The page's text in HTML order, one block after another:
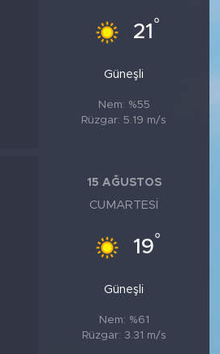
21 °
Güneşli
Nem: %55
Rüzgar: 5.19 m/s
15 AĞUSTOS
CUMARTESI
19°
Güneşli
Nem: %61
Rüzgar: 3.31 m/s